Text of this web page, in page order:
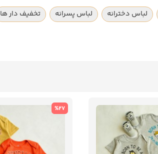
لباس دخترانه لباس پسرانه تخفیف دار ها
%27